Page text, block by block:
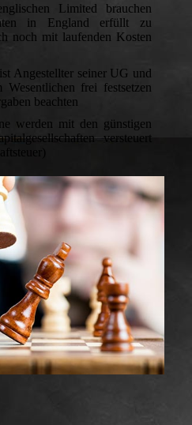
Limited brauchen
in England erfüllt zu
noch mit laufenden Kosten
Angestellter seiner UG und
frei festsetzen
beachten
werden mit den günstigen
versteuert